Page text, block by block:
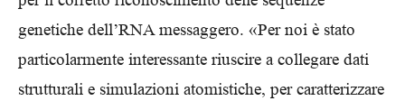
genetiche dell’RNA messaggero. «Per noi è stato
particolarmente interessante riuscire a collegare dati
strutturali e simulazioni atomistiche, per caratterizzare